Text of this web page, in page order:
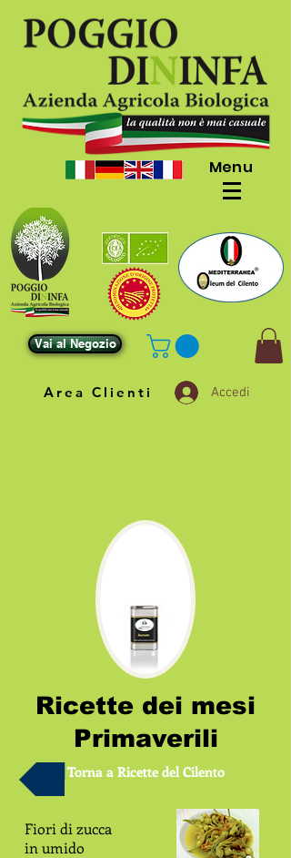
Accedi
Vai al Negozio
Area Clienti
Menu
Ricette dei mesi
Primaverili
Torna a Ricette del Cilento
Fiori di zucca
in umido